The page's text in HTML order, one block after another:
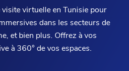
virtuelle en Tunisie pour
dans les secteurs de
et bien plus. Offrez à vos
à 360° de vos espaces.